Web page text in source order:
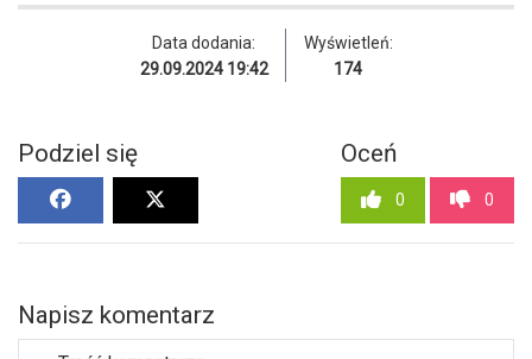
Data dodania:
29.09.2024 19:42
Wyświetleń:
174
Podziel się Oceń
0 0
Napisz komentarz